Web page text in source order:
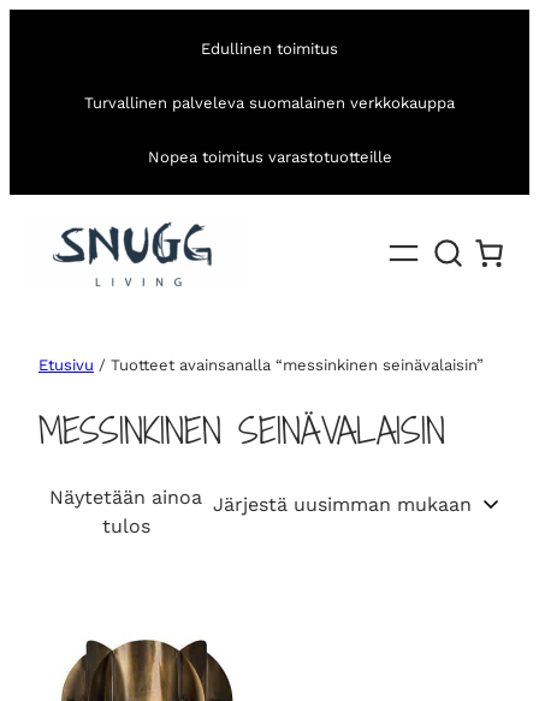
Edullinen toimitus
Turvallinen palveleva suomalainen verkkokauppa
Nopea toimitus varastotuotteille
Etusivu / Tuotteet avainsanalla “messinkinen seinävalaisin”
MESSINKINEN SEINÄVALAISIN
Näytetään ainoa
tulos